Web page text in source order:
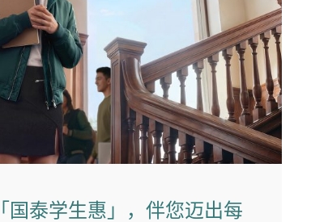
「国泰学生惠」，伴您迈出每